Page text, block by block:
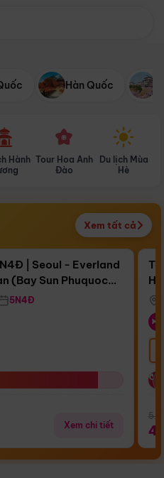
Hàn Quốc
Hành Tour Hoa Anh
Đào
Du lịch Mùa
Hè
Xem tất cả
Điểm nổi bật
| Seoul - Everland
(Bay Sun Phuquoc
5N4Đ
Xem chi tiết